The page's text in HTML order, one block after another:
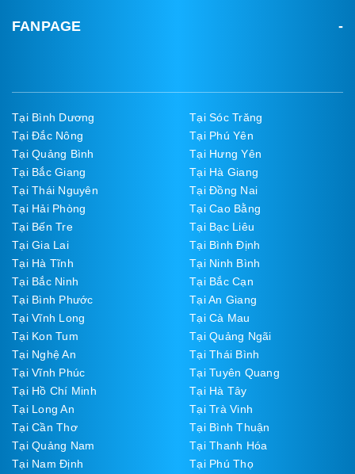
FANPAGE
Tại Bình Dương
Tại Sóc Trăng
Tại Đắc Nông
Tại Phú Yên
Tại Quảng Bình
Tại Hưng Yên
Tại Bắc Giang
Tại Hà Giang
Tại Thái Nguyên
Tại Đồng Nai
Tại Hải Phòng
Tại Cao Bằng
Tại Bến Tre
Tại Bạc Liêu
Tại Gia Lai
Tại Bình Định
Tại Hà Tĩnh
Tại Ninh Bình
Tại Bắc Ninh
Tại Bắc Cạn
Tại Bình Phước
Tại An Giang
Tại Vĩnh Long
Tại Cà Mau
Tại Kon Tum
Tại Quảng Ngãi
Tại Nghệ An
Tại Thái Bình
Tại Vĩnh Phúc
Tại Tuyên Quang
Tại Hồ Chí Minh
Tại Hà Tây
Tại Long An
Tại Trà Vinh
Tại Cần Thơ
Tại Bình Thuận
Tại Quảng Nam
Tại Thanh Hóa
Tại Nam Định
Tại Phú Thọ